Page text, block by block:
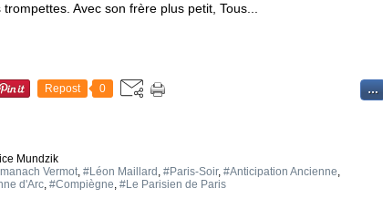
Avec son frère plus petit, Tous...
Repost 0 …
Mundzik
Vermot, #Léon Maillard , #Paris-Soir, #Anticipation Ancienne,
d'Arc, #Compiègne, #Le Parisien de Paris